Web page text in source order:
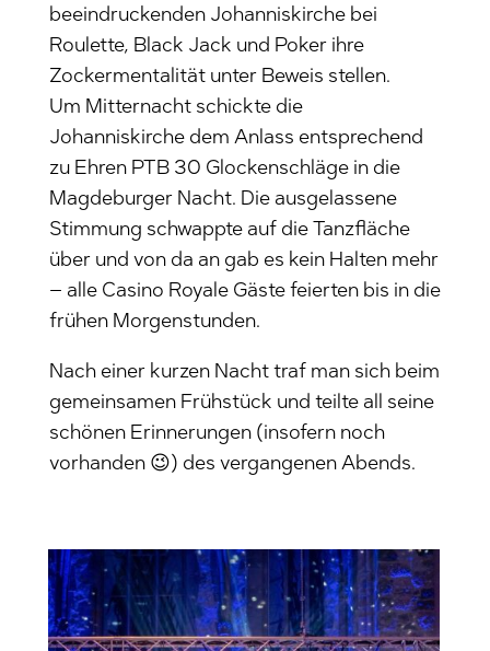
beeindruckenden Johanniskirche bei
Roulette, Black Jack und Poker ihre
Zockermentalität unter Beweis stellen.
Um Mitternacht schickte die
Johanniskirche dem Anlass entsprechend
zu Ehren PTB 30 Glockenschläge in die
Magdeburger Nacht. Die ausgelassene
Stimmung schwappte auf die Tanzfläche
über und von da an gab es kein Halten mehr
– alle Casino Royale Gäste feierten bis in die
frühen Morgenstunden.
Nach einer kurzen Nacht traf man sich beim
gemeinsamen Frühstück und teilte all seine
schönen Erinnerungen (insofern noch
vorhanden 😉) des vergangenen Abends.